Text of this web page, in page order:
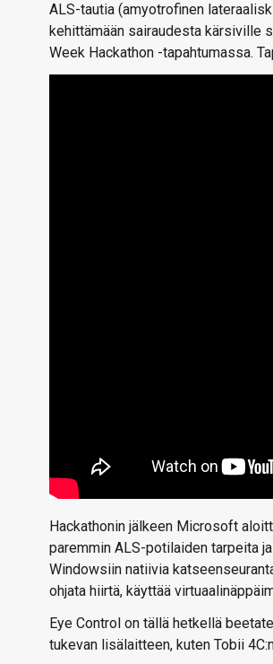
ALS-tautia (amyotrofinen
kehittämään sairaudesta kärsiville
Week Hackathon -tapahtumassa.
Hackathonin jälkeen Microsoft
paremmin ALS-potilaiden tarpeita
Windowsiin natiivia
ohjata hiirtä, käyttää
Eye Control on tällä hetkellä
tukevan lisälaitteen, kuten Tobii